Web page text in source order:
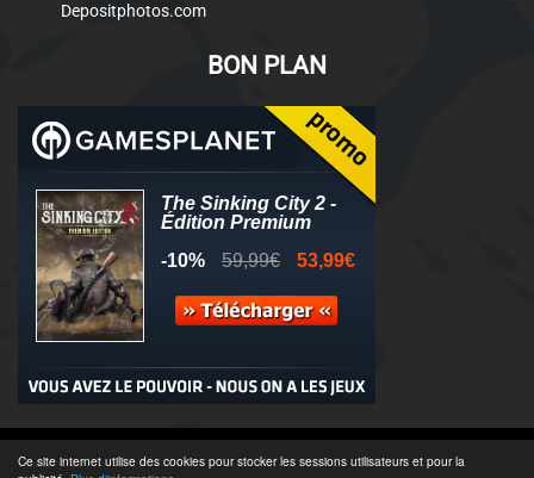
Ce site internet utilise des cookies pour stocker les sessions utilisateurs et pour la
Depositphotos.com
BON PLAN